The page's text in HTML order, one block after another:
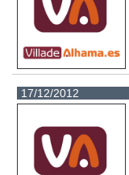
17/12/2012